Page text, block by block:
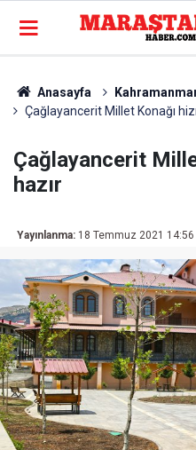
Anasayfa
Çağlayancerit Millet Konağı
Çağlayancerit
hazır
Yayınlanma: 18 Temmuz 2021 14:56